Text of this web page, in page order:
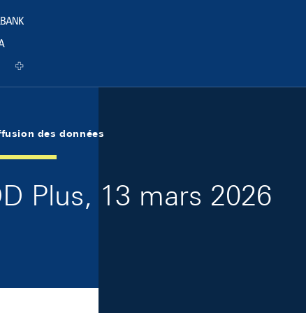
des données
Plus, 13 mars 2026